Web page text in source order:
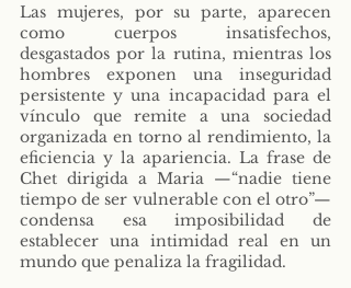
Las mujeres, por su parte, aparecen
como cuerpos insatisfechos,
desgastados por la rutina, mientras los
hombres exponen una inseguridad
persistente y una incapacidad para el
vínculo que remite a una sociedad
organizada en torno al rendimiento, la
eficiencia y la apariencia. La frase de
Chet dirigida a Maria —“nadie tiene
tiempo de ser vulnerable con el otro”—
condensa esa imposibilidad de
establecer una intimidad real en un
mundo que penaliza la fragilidad.